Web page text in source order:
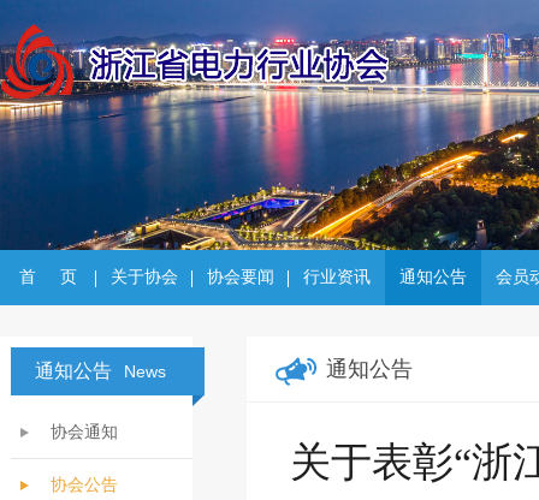
首     页 关于协会 协会要闻 行业资讯 通知公告 会员
通知公告 News
协会通知
协会公告
通知公告
关于表彰“浙